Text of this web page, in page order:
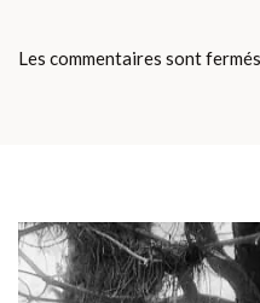
Les commentaires sont